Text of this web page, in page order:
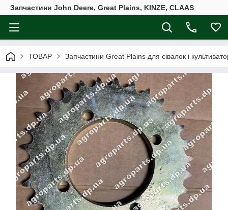
Запчастини John Deere, Great Plains, KINZE, CLAAS
ТОВАР Запчастини Great Plains для сівалок і